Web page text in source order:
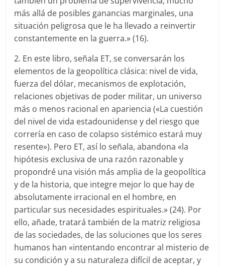
más allá de posibles ganancias marginales, una
situación peligrosa que le ha llevado a reinvertir
constantemente en la guerra.» (16).
2. En este libro, señala ET, se conversarán los
elementos de la geopolítica clásica: nivel de vida,
fuerza del dólar, mecanismos de explotación,
relaciones objetivas de poder militar, un universo
más o menos racional en apariencia («La cuestión
del nivel de vida estadounidense y del riesgo que
correría en caso de colapso sistémico estará muy
resente»). Pero ET, así lo señala, abandona «la
hipótesis exclusiva de una razón razonable y
propondré una visión más amplia de la geopolítica
y de la historia, que integre mejor lo que hay de
absolutamente irracional en el hombre, en
particular sus necesidades espirituales.» (24). Por
ello, añade, tratará también de la matriz religiosa
de las sociedades, de las soluciones que los seres
humanos han «intentando encontrar al misterio de
su condición y a su naturaleza difícil de aceptar, y